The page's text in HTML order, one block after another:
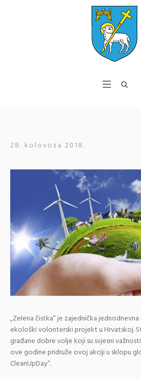
28. kolovoza 2018.
„Zelena čistka“ je zajednička
ekološki volonterski projekt u Hrvatskoj.
građane dobre volje koji su svjesni
ove godine pridruže ovoj akciji u sklopu
CleanUpDay“.